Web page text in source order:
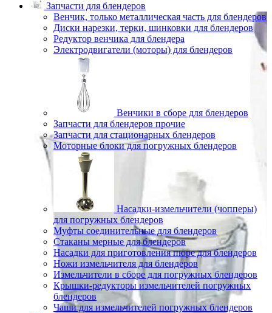
Запчасти для блендеров
Венчик, только металлическая часть для блендеров
Диски нарезки, терки, шинковки для блендеров
Редуктор венчика для блендера
Электродвигатели (моторы) для блендеров
Венчики в сборе для блендеров
Запчасти для блендеров прочие
Запчасти для стационарных блендеров
Моторные блоки для погружных блендеров
Насадки-измельчители (чопперы)
для погружных блендеров
Муфты соединительные для блендеров
Стаканы мерные для блендеров
Насадки для приготовления пюре для блендеров
Ножи измельчителя для блендеров
Измельчители в сборе для погружных блендеров
Крышки-редукторы измельчителей погружных
блендеров
Чаши для измельчителей погружных блендеров